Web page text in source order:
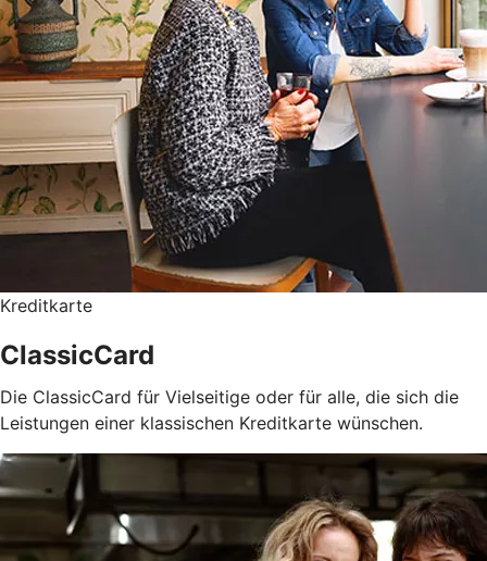
Kreditkarte
ClassicCard
Die ClassicCard für Vielseitige oder für alle, die sich die
Leistungen einer klassischen Kreditkarte wünschen.